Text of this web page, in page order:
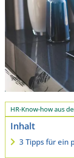
HR-Know-how aus
Inhalt
3 Tipps für ein